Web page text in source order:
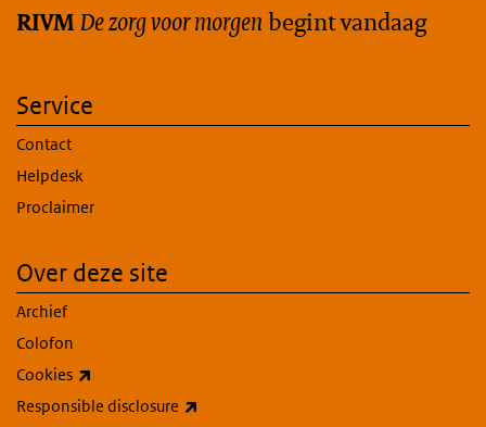
RIVMDe zorg voor morgen begint vandaag
Service
Contact
Helpdesk
Proclaimer
Over deze site
Archief
Colofon
Cookies
Responsible disclosure